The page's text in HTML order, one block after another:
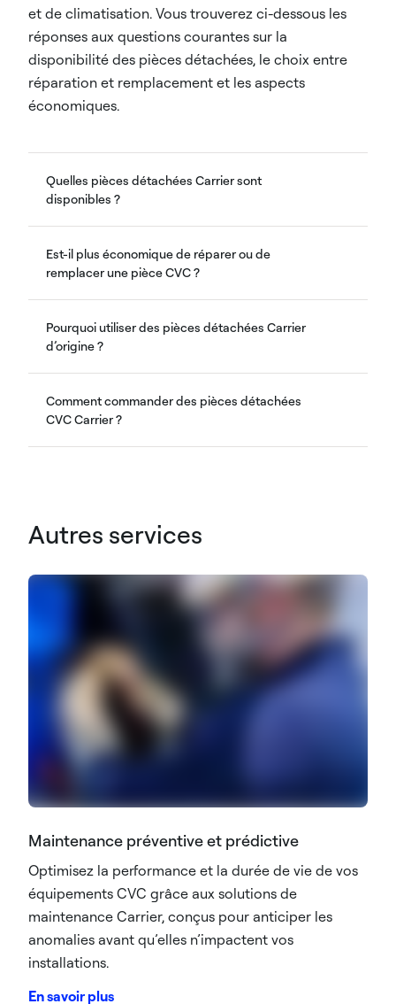
et de climatisation. Vous trouverez ci-dessous les
réponses aux questions courantes sur la
disponibilité des pièces détachées, le choix entre
réparation et remplacement et les aspects
économiques.
Quelles pièces détachées Carrier sont
disponibles ?
Est-il plus économique de réparer ou de
remplacer une pièce CVC ?
Pourquoi utiliser des pièces détachées Carrier
d’origine ?
Comment commander des pièces détachées
CVC Carrier ?
Autres services
Maintenance préventive et prédictive
Optimisez la performance et la durée de vie de vos
équipements CVC grâce aux solutions de
maintenance Carrier, conçus pour anticiper les
anomalies avant qu’elles n’impactent vos
installations.
En savoir plus